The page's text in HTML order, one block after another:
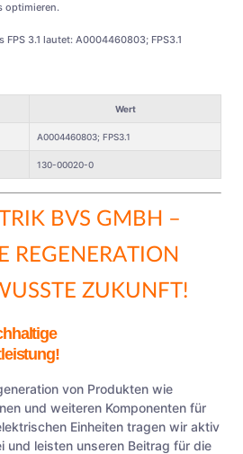
optimieren.
3.1 lautet: A0004460803; FPS3.1
Wert
A0004460803; FPS3.1
130-00020-0
BVS GMBH –
REGENERATION
ZUKUNFT!
von Produkten wie
und weiteren Komponenten für
Einheiten tragen wir aktiv
und leisten unseren Beitrag für die